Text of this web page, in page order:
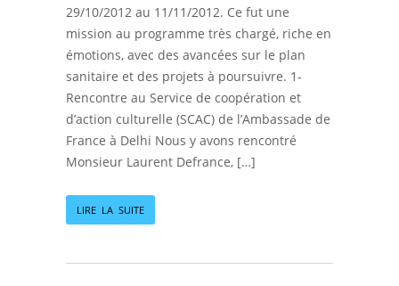
29/10/2012 au 11/11/2012. Ce fut une
mission au programme très chargé, riche en
émotions, avec des avancées sur le plan
sanitaire et des projets à poursuivre. 1-
Rencontre au Service de coopération et
d’action culturelle (SCAC) de l’Ambassade de
France à Delhi Nous y avons rencontré
Monsieur Laurent Defrance, […]
LIRE LA SUITE